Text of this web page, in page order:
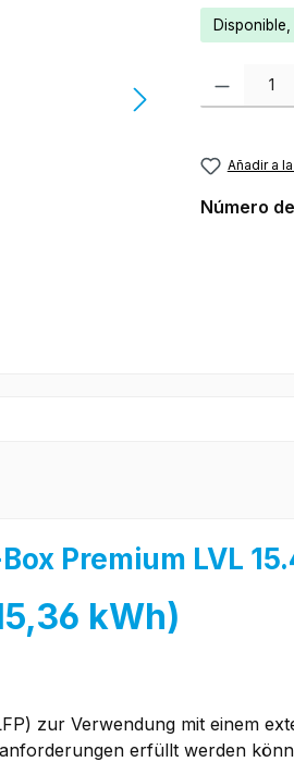
Cantidad
Añadir a
Número
Premium LVL
kWh)
zur Verwendung mit einem
erfüllt werden